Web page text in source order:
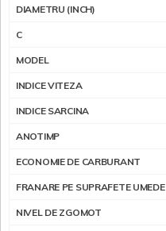
DIAMETRU (INCH)
C
MODEL
INDICE VITEZA
INDICE SARCINA
ANOTIMP
ECONOMIE DE CARBURANT
FRANARE PE SUPRAFETE UMEDE
NIVEL DE ZGOMOT